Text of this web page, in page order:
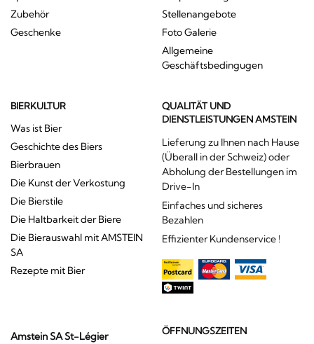
Zubehör
Geschenke
Stellenangebote
Foto Galerie
Allgemeine
Geschäftsbedingugen
BIERKULTUR
Was ist Bier
Geschichte des Biers
Bierbrauen
Die Kunst der Verkostung
Die Bierstile
Die Haltbarkeit der Biere
Die Bierauswahl mit AMSTEIN
SA
Rezepte mit Bier
QUALITÄT UND
DIENSTLEISTUNGEN AMSTEIN
Lieferung zu Ihnen nach Hause
(Überall in der Schweiz) oder
Abholung der Bestellungen im
Drive-In
Einfaches und sicheres
Bezahlen
Effizienter Kundenservice !
Amstein SA St-Légier
ÖFFNUNGSZEITEN